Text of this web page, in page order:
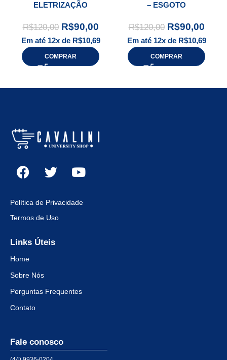
ELETRIZAÇÃO
R$120,00 R$90,00
Em até 12x de R$10,69
COMPRAR
– ESGOTO
R$120,00 R$90,00
Em até 12x de R$10,69
COMPRAR
Política de Privacidade
Termos de Uso
Links Úteis
Home
Sobre Nós
Perguntas Frequentes
Contato
Fale conosco